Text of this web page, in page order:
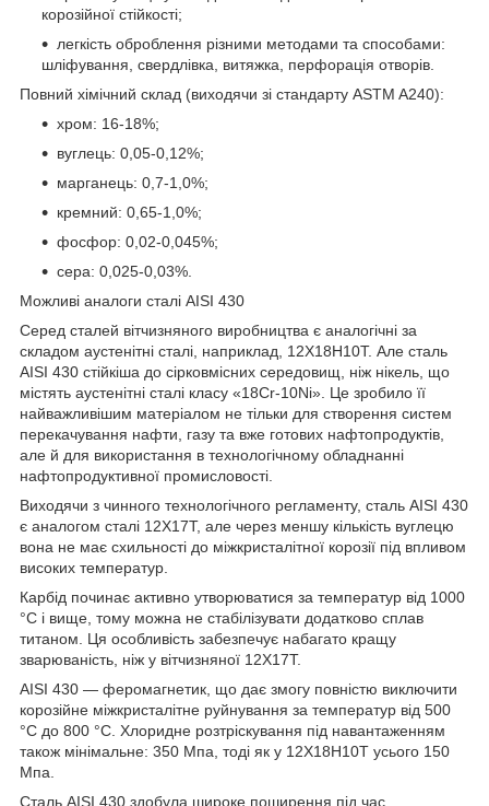
корозійної стійкості;
легкість оброблення різними методами та способами:
шліфування, свердлівка, витяжка, перфорація отворів.
Повний хімічний склад (виходячи зі стандарту ASTM A240):
хром: 16-18%;
вуглець: 0,05-0,12%;
марганець: 0,7-1,0%;
кремний: 0,65-1,0%;
фосфор: 0,02-0,045%;
сера: 0,025-0,03%.
Можливі аналоги сталі AISI 430
Серед сталей вітчизняного виробництва є аналогічні за
складом аустенітні сталі, наприклад, 12Х18Н10Т. Але сталь
AISI 430 стійкіша до сірковмісних середовищ, ніж нікель, що
містять аустенітні сталі класу «18Cr-10Ni». Це зробило її
найважливішим матеріалом не тільки для створення систем
перекачування нафти, газу та вже готових нафтопродуктів,
але й для використання в технологічному обладнанні
нафтопродуктивної промисловості.
Виходячи з чинного технологічного регламенту, сталь AISI 430
є аналогом сталі 12Х17Т, але через меншу кількість вуглецю
вона не має схильності до міжкристалітної корозії під впливом
високих температур.
Карбід починає активно утворюватися за температур від 1000
°C і вище, тому можна не стабілізувати додатково сплав
титаном. Ця особливість забезпечує набагато кращу
зварюваність, ніж у вітчизняної 12Х17Т.
AISI 430 — феромагнетик, що дає змогу повністю виключити
корозійне міжкристалітне руйнування за температур від 500
°C до 800 °C. Хлоридне розтріскування під навантаженням
також мінімальне: 350 Мпа, тоді як у 12Х18Н10Т усього 150
Мпа.
Сталь AISI 430 здобула широке поширення під час